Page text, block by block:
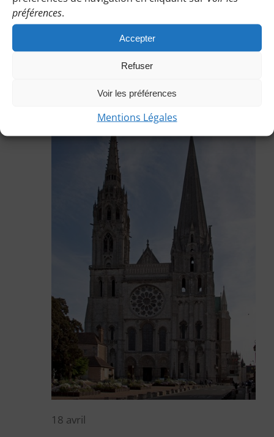
préférences.
Accepter
Refuser
Voir les préférences
Mentions Légales
La petite Scandinavie – 2 ch – 17 km –
Nancy
12 avril
18 avril